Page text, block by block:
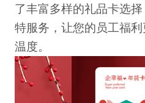
了丰富多样的礼品卡选
特服务，让您的员工福
温度。